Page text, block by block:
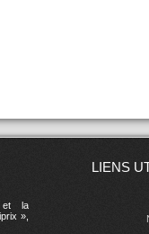
et la
»,
LIENS